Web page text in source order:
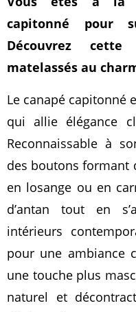
capitonné pour
Découvrez
matelassés au
Le canapé capitonné
qui allie élégance
Reconnaissable à
des boutons formant
en losange ou en
d’antan tout en
intérieurs
pour une ambiance
une touche plus
naturel et